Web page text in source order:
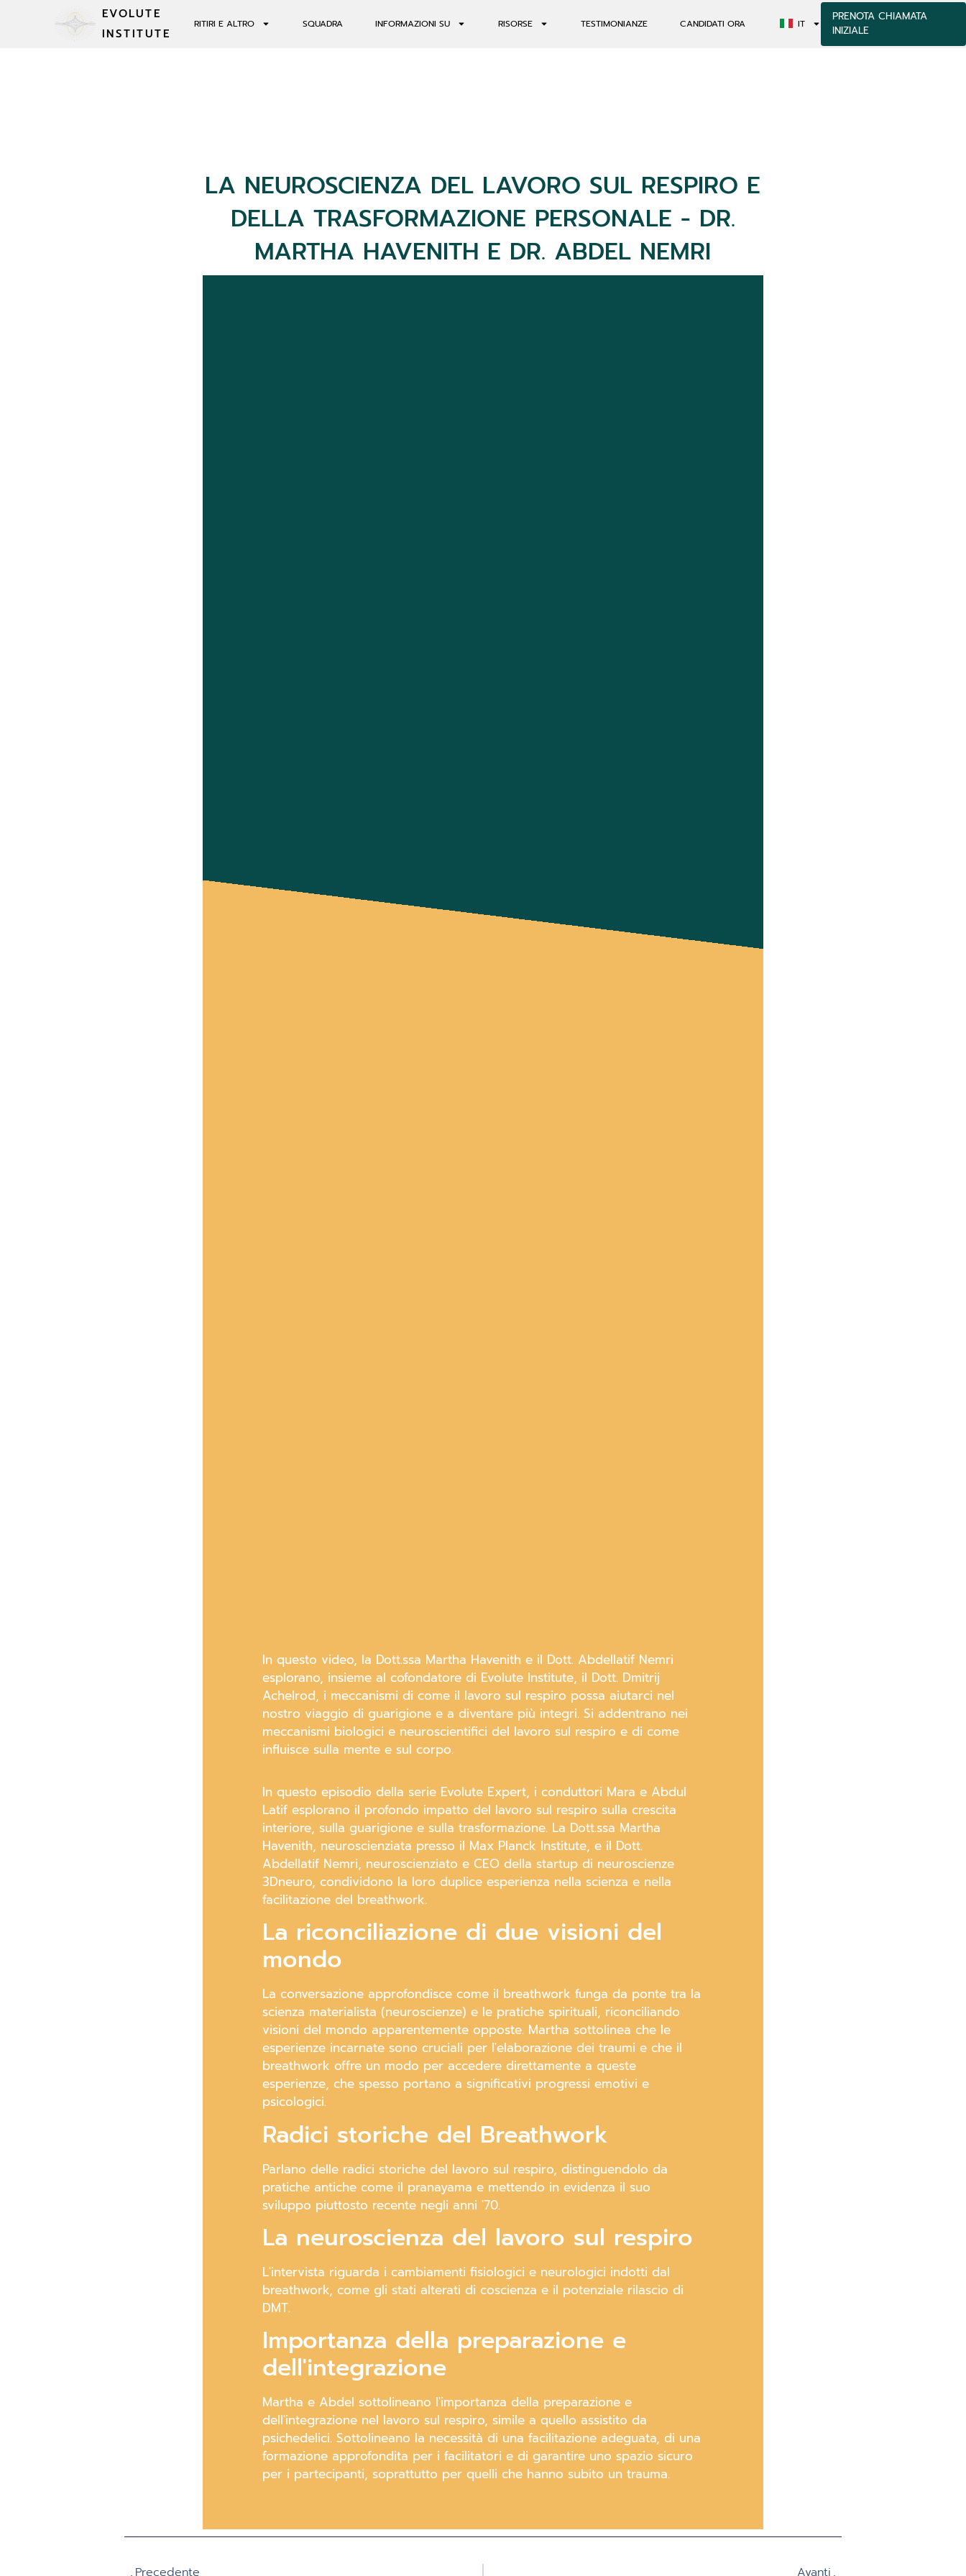
RITIRI E ALTRO SQUADRA INFORMAZIONI SU RISORSE TESTIMONIANZE CANDIDATI ORA IT
PRENOTA CHIAMATA
INIZIALE
EVOLUTE
INSTITUTE
LA NEUROSCIENZA DEL LAVORO SUL RESPIRO E
DELLA TRASFORMAZIONE PERSONALE - DR.
MARTHA HAVENITH E DR. ABDEL NEMRI
In questo video, la Dott.ssa Martha Havenith e il Dott. Abdellatif Nemri
esplorano, insieme al cofondatore di Evolute Institute, il Dott. Dmitrij
Achelrod, i meccanismi di come il lavoro sul respiro possa aiutarci nel
nostro viaggio di guarigione e a diventare più integri. Si addentrano nei
meccanismi biologici e neuroscientifici del lavoro sul respiro e di come
influisce sulla mente e sul corpo.
In questo episodio della serie Evolute Expert, i conduttori Mara e Abdul
Latif esplorano il profondo impatto del lavoro sul respiro sulla crescita
interiore, sulla guarigione e sulla trasformazione. La Dott.ssa Martha
Havenith, neuroscienziata presso il Max Planck Institute, e il Dott.
Abdellatif Nemri, neuroscienziato e CEO della startup di neuroscienze
3Dneuro, condividono la loro duplice esperienza nella scienza e nella
facilitazione del breathwork.
La riconciliazione di due visioni del
mondo
La conversazione approfondisce come il breathwork funga da ponte tra la
scienza materialista (neuroscienze) e le pratiche spirituali, riconciliando
visioni del mondo apparentemente opposte. Martha sottolinea che le
esperienze incarnate sono cruciali per l'elaborazione dei traumi e che il
breathwork offre un modo per accedere direttamente a queste
esperienze, che spesso portano a significativi progressi emotivi e
psicologici.
Radici storiche del Breathwork
Parlano delle radici storiche del lavoro sul respiro, distinguendolo da
pratiche antiche come il pranayama e mettendo in evidenza il suo
sviluppo piuttosto recente negli anni '70.
La neuroscienza del lavoro sul respiro
L'intervista riguarda i cambiamenti fisiologici e neurologici indotti dal
breathwork, come gli stati alterati di coscienza e il potenziale rilascio di
DMT.
Importanza della preparazione e
dell'integrazione
Martha e Abdel sottolineano l'importanza della preparazione e
dell'integrazione nel lavoro sul respiro, simile a quello assistito da
psichedelici. Sottolineano la necessità di una facilitazione adeguata, di una
formazione approfondita per i facilitatori e di garantire uno spazio sicuro
per i partecipanti, soprattutto per quelli che hanno subito un trauma.